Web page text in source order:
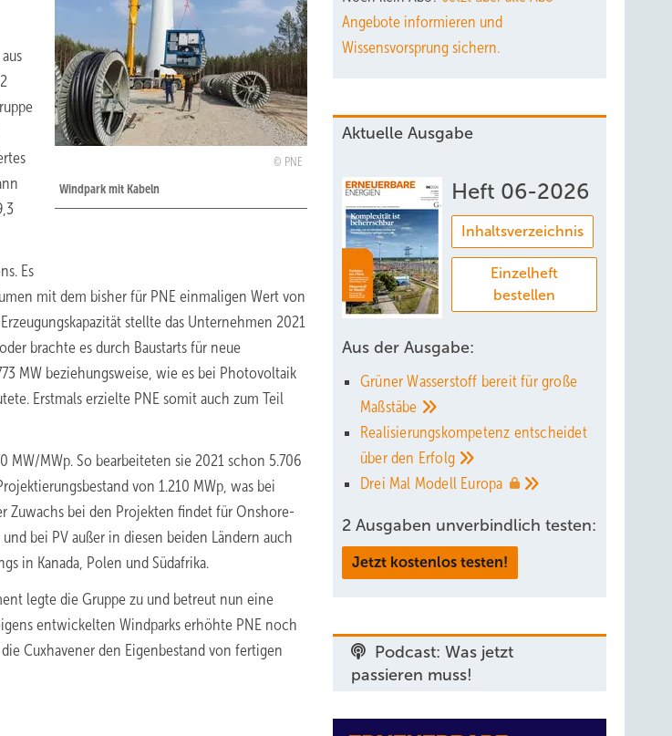
PNE
Windpark mit Kabeln
Es
mit dem bisher für PNE einmaligen Wert von
stellte das Unternehmen 2021
brachte es durch Baustarts für neue
MW beziehungsweise, wie es bei Photovoltaik
Erstmals erzielte PNE somit auch zum Teil
MWp. So bearbeiteten sie 2021 schon 5.706
von 1.210 MWp, was bei
Zuwachs bei den Projekten findet für Onshore-
bei PV außer in diesen beiden Ländern auch
in Kanada, Polen und Südafrika.
legte die Gruppe zu und betreut nun eine
entwickelten Windparks erhöhte PNE noch
Cuxhavener den Eigenbestand von fertigen
Angebote informieren und
Wissensvorsprung sichern.
Aktuelle Ausgabe
Heft 06-2026
Inhaltsverzeichnis
Einzelheft
bestellen
Aus der Ausgabe:
Grüner Wasserstoff bereit für große
Maßstäbe
Realisierungskompetenz entscheidet
über den Erfolg
Drei Mal Modell Europa
2 Ausgaben unverbindlich testen:
Jetzt kostenlos testen!
Podcast: Was jetzt
passieren muss!